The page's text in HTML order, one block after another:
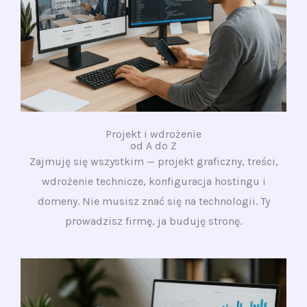
Projekt i wdrożenie
od A do Z
Zajmuję się wszystkim — projekt graficzny, treści,
wdrożenie technicze, konfiguracja hostingu i
domeny. Nie musisz znać się na technologii. Ty
prowadzisz firmę, ja buduję stronę.